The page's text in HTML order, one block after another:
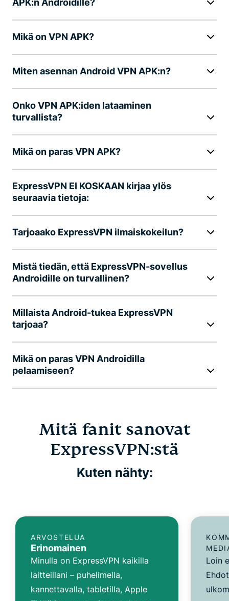
APK:n Androidille?
Mikä on VPN APK?
Miten asennan Android VPN APK:n?
Onko VPN APK:iden lataaminen
turvallista?
Mikä on paras VPN APK?
ExpressVPN EI KOSKAAN kirjaa ylös
seuraavia tietoja:
Tarjoaako ExpressVPN ilmaiskokeilun?
Mistä tiedän, että ExpressVPN-sovellus
Androidille on turvallinen?
Millaista Android-tukea ExpressVPN
tarjoaa?
Mikä on paras VPN Androidilla
pelaamiseen?
Mitä fanit sanovat
ExpressVPN:stä
Kuten nähty:
ARVOSTELUA
Erinomainen
Minulla on ExpressVPN kaikilla
laitteillani – puhelimella,
kannettavalla, tabletilla, Apple
Loin